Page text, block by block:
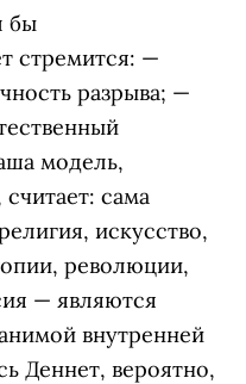
бы
стремится: —
разрыва; —
модель,
сама
искусство,
революции,
— являются
внутренней
Деннет, вероятно,